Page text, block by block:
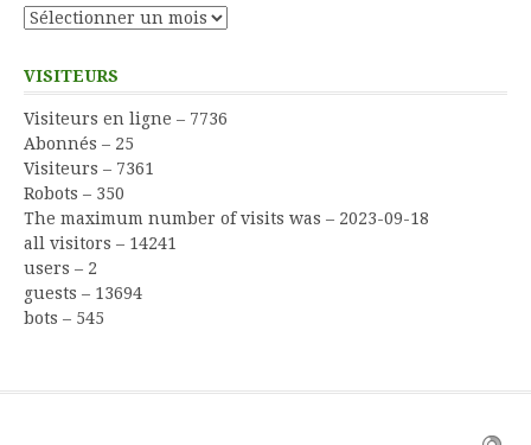
Archives
VISITEURS
Visiteurs en ligne – 7736
Abonnés – 25
Visiteurs – 7361
Robots – 350
The maximum number of visits was – 2023-09-18
all visitors – 14241
users – 2
guests – 13694
bots – 545